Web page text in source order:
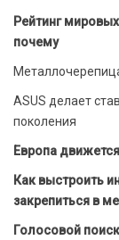
Рейтинг
почему
ASUS делает
поколения
Европа
Как выстроить
закрепиться в
Голосовой